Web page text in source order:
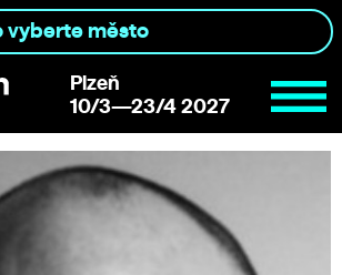
Plzeň
10/3—23/4 2027